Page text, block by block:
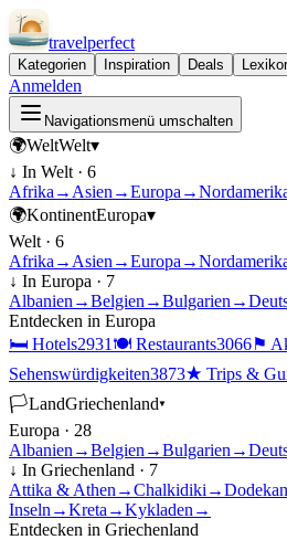
travelperfect
Kategorien Inspiration Deals
Anmelden
Navigationsmenü umschalten
🌍WeltWelt▾
↓ In Welt · 6
Afrika → Asien →Europa →
🌍KontinentEuropa▾
Welt · 6
Afrika → Asien →Europa →
↓ In Europa · 7
Albanien →Belgien →Bulgarien →
Entdecken in Europa
🛏 Hotels2931 🍽 Restaurants3066⚑
Sehenswürdigkeiten3873★ Trips &
🏳LandGriechenland▾
Europa · 28
Albanien →Belgien →Bulgarien →
↓ In Griechenland · 7
Attika & Athen →Chalkidiki →
Inseln →Kreta →Kykladen →
Entdecken in Griechenland